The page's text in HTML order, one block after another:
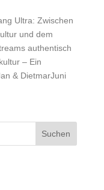
Ultra: Zwischen
und dem
authentisch
– Ein
& DietmarJuni
Suchen